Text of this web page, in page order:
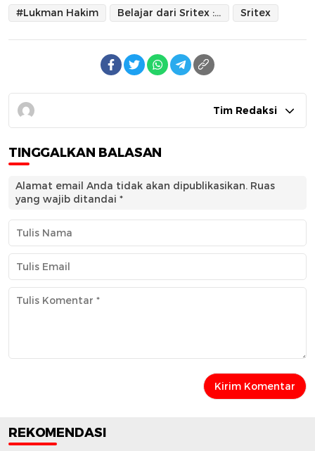
#Lukman Hakim Belajar dari Sritex : Penguatan Industri Nasional Wajib Hukumnya Sritex
Tim Redaksi
TINGGALKAN BALASAN
Alamat email Anda tidak akan dipublikasikan. Ruas
yang wajib ditandai *
REKOMENDASI